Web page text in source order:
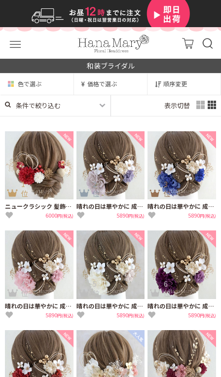
和装ブライダル
色で選ぶ 価格で選ぶ 順序変更
条件で絞り込む 表示切替
1
位
ニュークラシック 髪飾り 成人式 卒業式 【マムとつまみ細工 赤】結婚式 白無垢
6000円(税込)
2
位
晴れの日は華やかに 成人式 卒業式 結婚式【くすみ紫】振袖 袴 水引き ヘアアクセ
5890円(税込)
3
位
晴れの日は華やかに 成人式 卒業式 結婚式【ネイビーブルー】振袖 袴 水引き
5890円(税込)
4
位
晴れの日は華やかに 成人式 卒業式 結婚式【淡ピンク】振袖 袴 水引き ヘアアクセ
5890円(税込)
5
位
晴れの日は華やかに 成人式 卒業式 結婚式【ペールホワイト】振袖 袴 水引き ヘアアクセ
5890円(税込)
6
位
晴れの日は華やかに 成人式 卒業式 結婚式【紫】振袖 袴 水引き ヘアアクセ
5890円(税込)